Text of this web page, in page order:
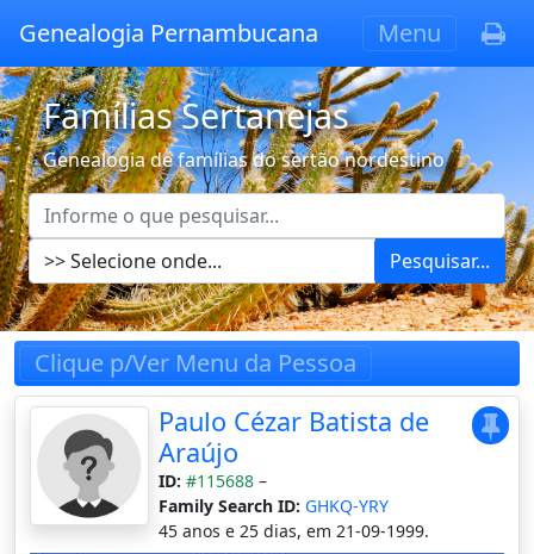
Genealogia Pernambucana Menu
Famílias Sertanejas
Genealogia de famílias do sertão nordestino
Pesquisar...
Clique p/Ver Menu da Pessoa
Paulo Cézar Batista de
Araújo
ID: #115688 –
Family Search ID: GHKQ-YRY
45 anos e 25 dias, em 21-09-1999.